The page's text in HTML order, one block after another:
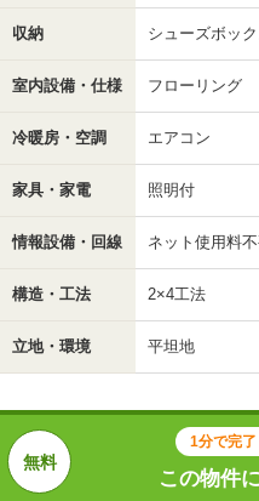
収納 シューズボック
室内設備・仕様 フローリング
冷暖房・空調 エアコン
家具・家電 照明付
情報設備・回線 ネット使用料
構造・工法 2×4工法
立地・環境 平坦地
1分で完了
この物件